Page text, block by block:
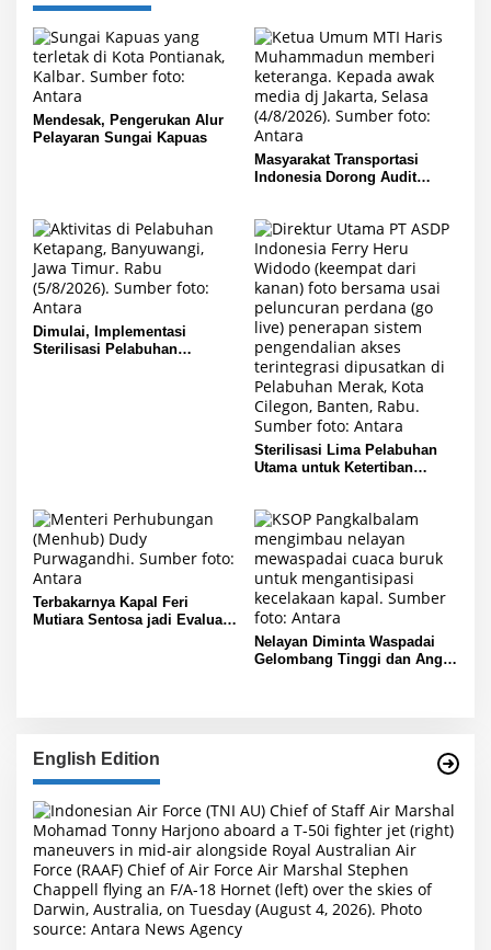
Mendesak, Pengerukan Alur
Pelayaran Sungai Kapuas
Masyarakat Transportasi
Indonesia Dorong Audit
Dimulai, Implementasi
Sterilisasi Pelabuhan
Sterilisasi Lima Pelabuhan
Utama untuk Ketertiban
Terbakarnya Kapal Feri
Mutiara Sentosa jadi Evaluasi
Nelayan Diminta Waspadai
Gelombang Tinggi dan Angin
English Edition